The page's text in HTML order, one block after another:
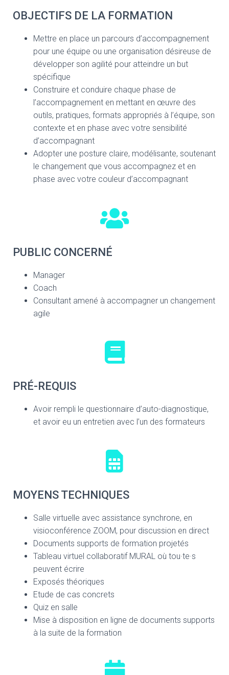
OBJECTIFS DE LA FORMATION
Mettre en place un parcours d’accompagnement
pour une équipe ou une organisation désireuse de
développer son agilité pour atteindre un but
spécifique
Construire et conduire chaque phase de
l’accompagnement en mettant en œuvre des
outils, pratiques, formats appropriés à l’équipe, son
contexte et en phase avec votre sensibilité
d’accompagnant
Adopter une posture claire, modélisante, soutenant
le changement que vous accompagnez et en
phase avec votre couleur d’accompagnant
PUBLIC CONCERNÉ
Manager
Coach
Consultant amené à accompagner un changement
agile
PRÉ-REQUIS
Avoir rempli le questionnaire d’auto-diagnostique,
et avoir eu un entretien avec l’un des formateurs
MOYENS TECHNIQUES
Salle virtuelle avec assistance synchrone, en
visioconférence ZOOM, pour discussion en direct
Documents supports de formation projetés
Tableau virtuel collaboratif MURAL où tou·te·s
peuvent écrire
Exposés théoriques
Etude de cas concrets
Quiz en salle
Mise à disposition en ligne de documents supports
à la suite de la formation